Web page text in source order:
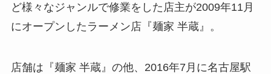
ど様々なジャンルで修業をした店主が2009年11月
にオープンしたラーメン店『麺家 半蔵』。
店舗は『麺家 半蔵』の他、2016年7月に名古屋駅